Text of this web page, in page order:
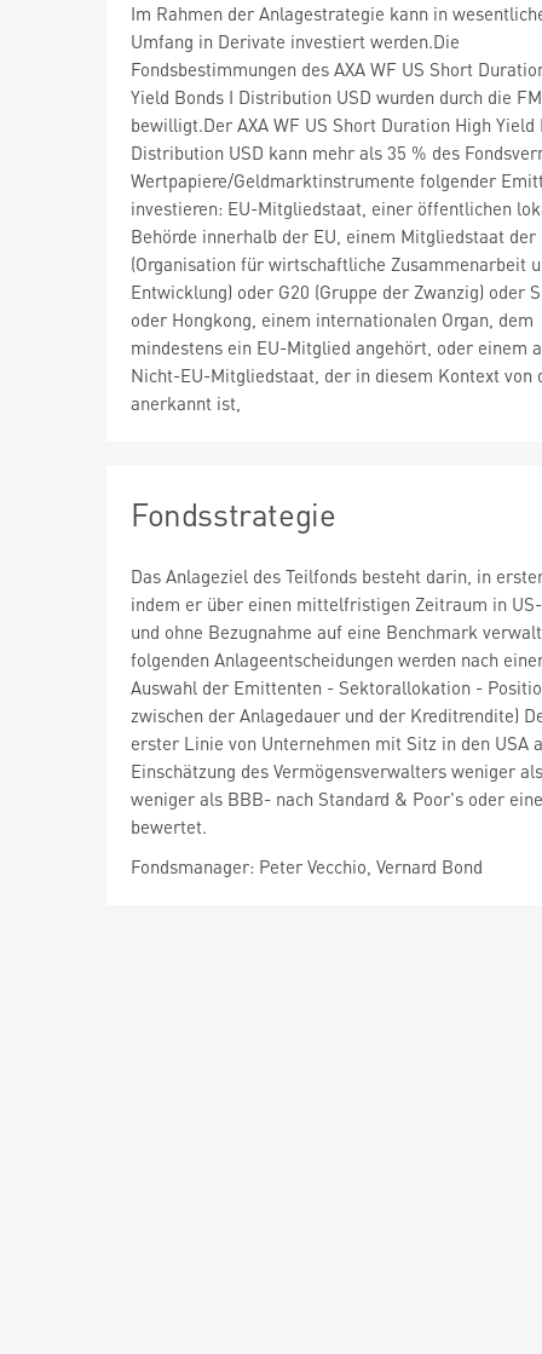
Im Rahmen der Anlagestrategie kann in
Umfang in Derivate investiert werden.Die
Fondsbestimmungen des AXA WF US Short
Yield Bonds I Distribution USD wurden durch die
bewilligt.Der AXA WF US Short Duration High Yield
Distribution USD kann mehr als 35 % des
Wertpapiere/Geldmarktinstrumente folgender
investieren: EU-Mitgliedstaat, einer öffentlichen
Behörde innerhalb der EU, einem Mitgliedstaat der
(Organisation für wirtschaftliche Zusammenarbeit
Entwicklung) oder G20 (Gruppe der Zwanzig) oder
oder Hongkong, einem internationalen Organ, dem
mindestens ein EU-Mitglied angehört, oder einem
Nicht-EU-Mitgliedstaat, der in diesem Kontext von
anerkannt ist,
Fondsstrategie
Das Anlageziel des Teilfonds besteht darin, in
indem er über einen mittelfristigen Zeitraum in
und ohne Bezugnahme auf eine Benchmark
folgenden Anlageentscheidungen werden nach
Auswahl der Emittenten - Sektorallokation -
zwischen der Anlagedauer und der Kreditrendite)
erster Linie von Unternehmen mit Sitz in den USA
Einschätzung des Vermögensverwalters weniger
weniger als BBB- nach Standard & Poor's oder
bewertet.
Fondsmanager: Peter Vecchio, Vernard Bond